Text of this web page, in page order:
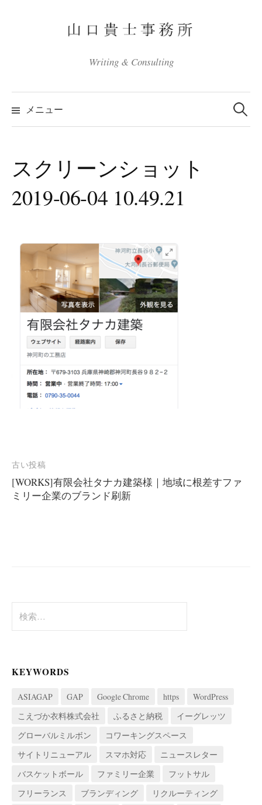
へ
ス
Writing & Consulting
メニュー
検
索:
スクリーンショット
2019-06-04 10.49.21
投
稿
ョ
ン
古い投稿
[WORKS]有限会社タナカ建築様｜地域に根差すファ
ミリー企業のブランド刷新
索:
KEYWORDS
ASIAGAP GAP Google Chrome https
WordPress
こえづか衣料株式会社
ふるさと納税
イーグレッツ
グローバルミルボン
コワーキングスペース
サイトリニューアル
スマホ対応
ニュースレター
バスケットボール
ファミリー企業
フットサル
フリーランス
ブランディング
リクルーティング